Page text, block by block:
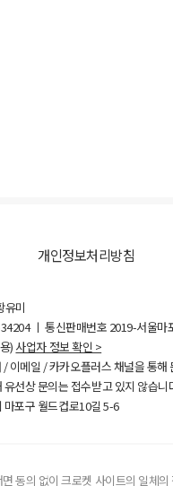
개인정보처리방침
유미
ㅣ 통신판매번호 2019-서울마
) 사업자 정보 확인 >
이메일 / 카카오플러스 채널을 통해
선상 문의는 접수받고 있지 않습니
마포구 월드컵로10길5-6
동의 없이 크로켓 사이트의 일체